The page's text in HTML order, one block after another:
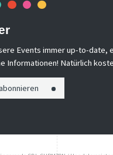
Events immer up-to-date,
Informationen! Natürlich